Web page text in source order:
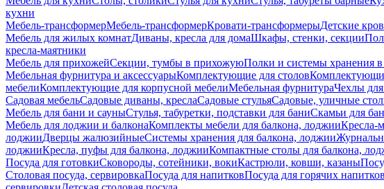
кухни
Мебель-трансформерМебель-трансформерКровати-трансформерыДетские
Мебель для жилых комнатДиваны, кресла для домаШкафы, стенки, секции
кресла-маятники
Мебель для прихожейСекции, тумбы в прихожуюПолки и системы хранения
Мебельная фурнитура и аксессуарыКомплектующие для столов
мебелиКомплектующие для корпусной мебелиМебельная фурнитураЧехлы
Садовая мебельСадовые диваны, креслаСадовые стульяСадовые, уличные
Мебель для бани и сауныСтулья, табуретки, подставки для баниСкамьи для
Мебель для лоджии и балконаКомплекты мебели для балкона, лоджииКресла-
лоджииДверцы жалюзийныеСистемы хранения для балкона, лоджии
лоджииКресла, пуфы для балкона, лоджииКомпактные столы для балкона,
Посуда для готовкиСковороды, сотейники, вокиКастрюли, ковши, казаны
Столовая посуда, сервировкаПосуда для напитковПосуда для горячих напитков